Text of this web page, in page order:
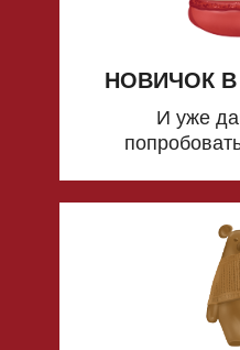
НОВИЧОК В
И уже